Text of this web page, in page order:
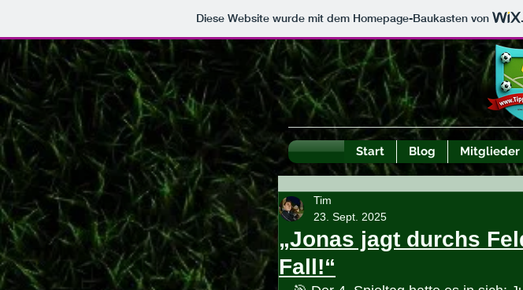
Diese Website wurde mit dem Homepage-Baukasten von
Start Blog Mitglieder
„Jonas jagt durchs
Fall!“
Tim
23. Sept. 2025